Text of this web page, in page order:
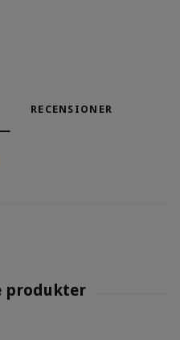
RECENSIONER